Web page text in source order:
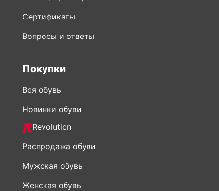
Сертификаты
Вопросы и ответы
Покупки
Вся обувь
Новинки обуви
Revolution
Распродажа обуви
Мужская обувь
Женская обувь